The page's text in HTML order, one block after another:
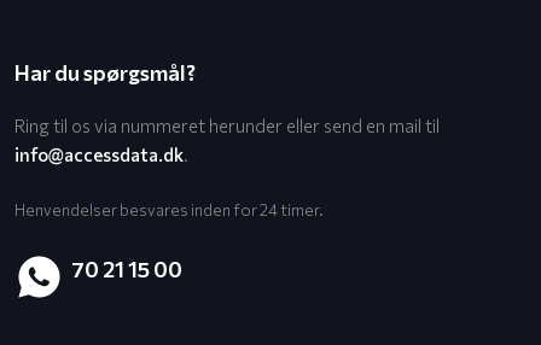
Har du spørgsmål?
Ring til os via nummeret herunder eller send en mail til
info@accessdata.dk.
Henvendelser besvares inden for 24 timer.​
70 21 15 00